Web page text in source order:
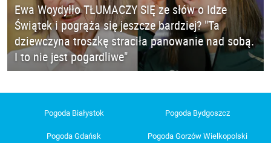
Ewa Woydyłło TŁUMACZY SIĘ ze słów o Idze
Świątek i pogrąża się jeszcze bardziej? "Ta
dziewczyna troszkę straciła panowanie nad sobą.
I to nie jest pogardliwe"
Pogoda Białystok Pogoda Bydgoszcz
Pogoda Gdańsk
Pogoda Gorzów Wielkopolski